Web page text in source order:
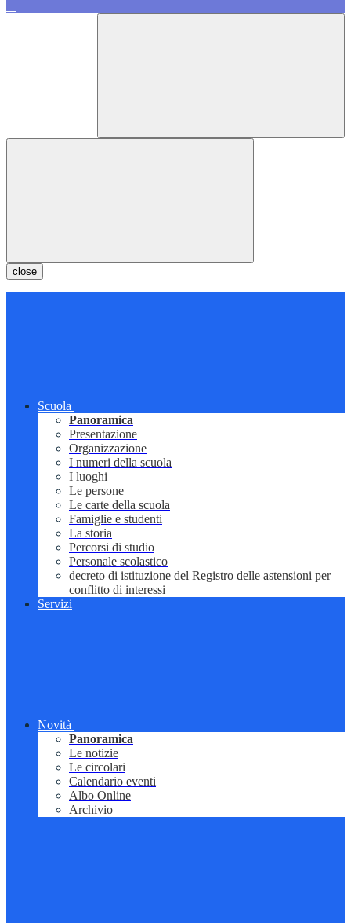
close
Scuola
Panoramica
Presentazione
Organizzazione
I numeri della scuola
I luoghi
Le persone
Le carte della scuola
Famiglie e studenti
La storia
Percorsi di studio
Personale scolastico
decreto di istituzione del Registro delle astensioni per
conflitto di interessi
Servizi
Novità
Panoramica
Le notizie
Le circolari
Calendario eventi
Albo Online
Archivio